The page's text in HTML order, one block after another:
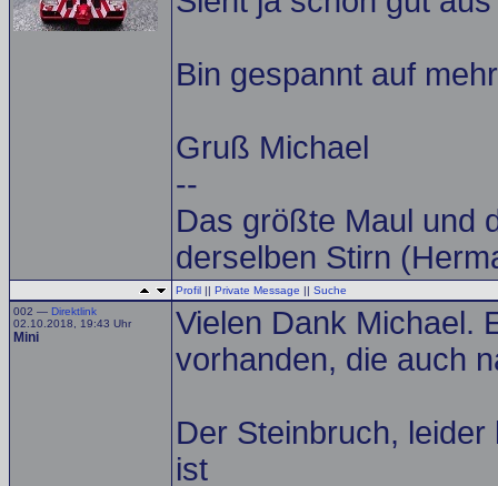
Bin gespannt auf
Gruß Michael
--
Das größte Maul und
derselben Stirn
Profil || Private Message || Suche
002 — Direktlink
02.10.2018, 19:43 Uhr
Mini
Vielen Dank Michael.
vorhanden, die auch
Der Steinbruch,
ist